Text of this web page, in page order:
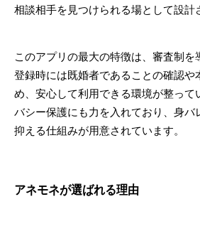
相談相手を見つけられる場として設計
このアプリの最大の特徴は、審査制を
登録時には既婚者であることの確認や
め、安心して利用できる環境が整って
バシー保護にも力を入れており、身バ
抑える仕組みが用意されています。
アネモネが選ばれる理由